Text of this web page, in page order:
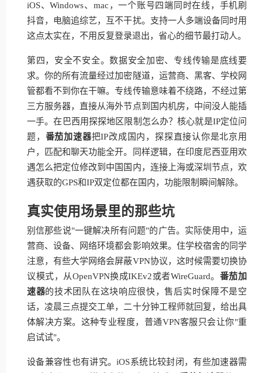
iOS、Windows、mac，一个账号四端同时在线，手机刷
抖音，电脑追综艺，互不干扰。支持一人多端设备同时用
这点太实在，不用反复登录退出，省心的细节最打动人。
第四，安全不安全。数据安全加密、专线传输是底线要
求。你的所有流量经过加密隧道，运营商、黑客、学校网
管都看不到你在干嘛。专线传输意味着不绕路，不经过第
三方服务器，直接从海外节点到国内机房，中间没人能插
一手。在巴西用探探地区限制怎么办？核心就是IP定位问
题， 番茄加速器把IP改成国内，探探直接认你是北京用
户，匹配和聊天功能全开。同样逻辑，在印度尼西亚用欢
遇怎么把定位修改到中国国内，连接上海或深圳节点，欢
遇获取的GPS和IP双定位都在国内，功能限制瞬间解除。
真实使用场景里的那些坑
别信那些说"一键解决所有问题"的广告。实际使用中，运
营商、设备、网络环境都会影响效果。住学校宿舍的同学
注意，有些大学网络会屏蔽VPN协议，这时候需要切换协
议模式，从OpenVPN换成IKEv2或者WireGuard。 番茄加
速器的技术团队在这块响应很快，售后实时保障不是空
话，凌晨三点提交工单，二十分钟工程师就回复，给出具
体解决方案。这种专业程度，普通VPN客服只会让你"重
启试试"。
设备兼容性也有讲究。iOS系统比较封闭，有些加速器需